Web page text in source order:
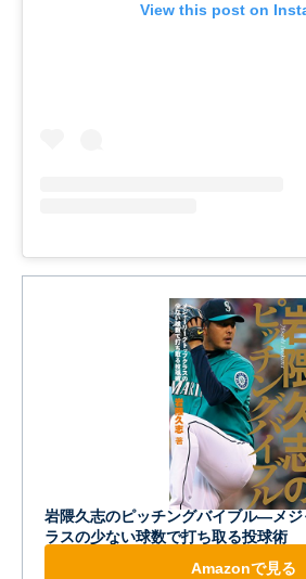
View this post on
岩隈久志のピッチングバイブル―メジ
ラスの少ない球数で打ち取る投球術
Amazonで見る